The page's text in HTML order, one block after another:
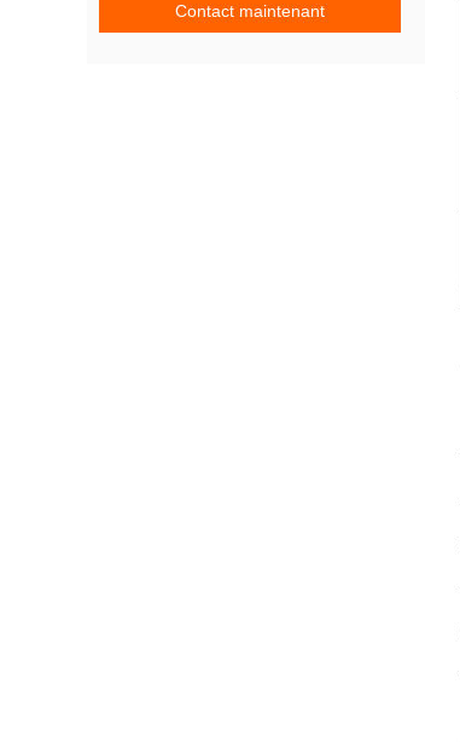
Contact maintenant